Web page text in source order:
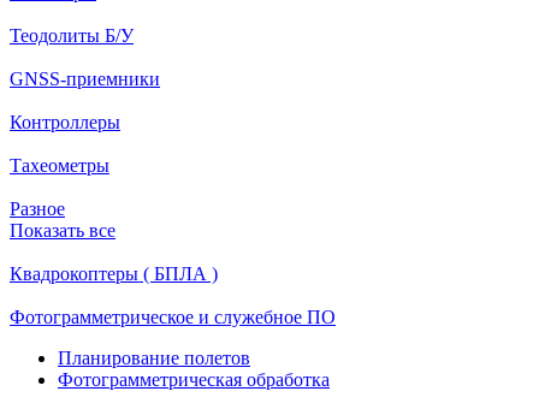
Теодолиты Б/У
GNSS-приемники
Контроллеры
Тахеометры
Разное
Показать все
Квадрокоптеры ( БПЛА )
Фотограмметрическое и служебное ПО
Планирование полетов
Фотограмметрическая обработка